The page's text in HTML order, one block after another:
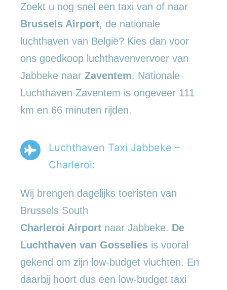
Zoekt u nog snel een taxi van of naar
Brussels Airport, de nationale
luchthaven van België? Kies dan voor
ons goedkoop luchthavenvervoer van
Jabbeke naar Zaventem. Nationale
Luchthaven Zaventem is ongeveer 111
km en 66 minuten rijden.
Luchthaven Taxi Jabbeke –
Charleroi:
Wij brengen dagelijks toeristen van
Brussels South
Charleroi Airport naar Jabbeke. De
Luchthaven van Gosselies is vooral
gekend om zijn low-budget vluchten. En
daarbij hoort dus een low-budget taxi